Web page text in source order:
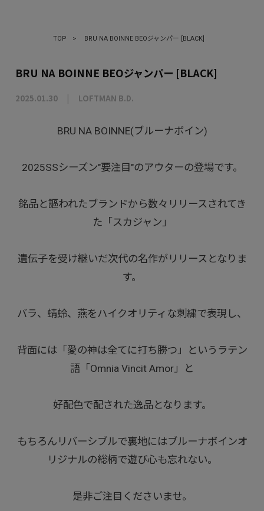
TOP > BRU NA BOINNE BEOジャンパー [BLACK]
BRU NA BOINNE BEOジャンパー [BLACK]
2025.01.30 LOFTMAN B.D.
BRU NA BOINNE(ブルーナボイン)
2025SSシーズン"要注目"のアウターの登場です。
銘品と謳われたブランドから数々リリースされてき
た「スカジャン」
遺伝子を受け継いだ次代の名作がリリースとなりま
す。
バラ、蜻蛉、燕をハイクオリティな刺繍で表現し、
背面には「愛の神は全てに打ち勝つ」というラテン
語「Omnia Vincit Amor」と
好配色で配された逸品となります。
もちろんリバーシブルで裏地にはブルーナボインオ
リジナルの総柄で遊び心も忘れない。
是非ご注目くださいませ。